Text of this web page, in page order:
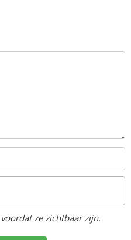
ze zichtbaar zijn.